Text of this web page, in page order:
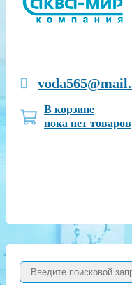
В корзине
пока нет товаров